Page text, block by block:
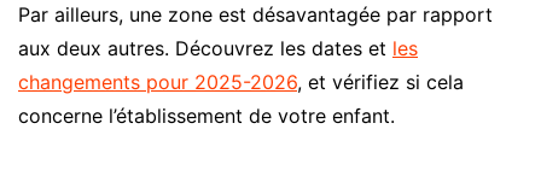
Par ailleurs, une zone est désavantagée par rapport
aux deux autres. Découvrez les dates et les
changements pour 2025-2026, et vérifiez si cela
concerne l’établissement de votre enfant.